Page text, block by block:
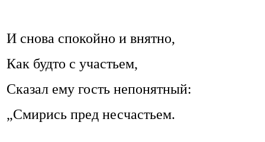
И снова спокойно и внятно,
Как будто с участьем,
Сказал ему гость непонятный:
„Смирись пред несчастьем.